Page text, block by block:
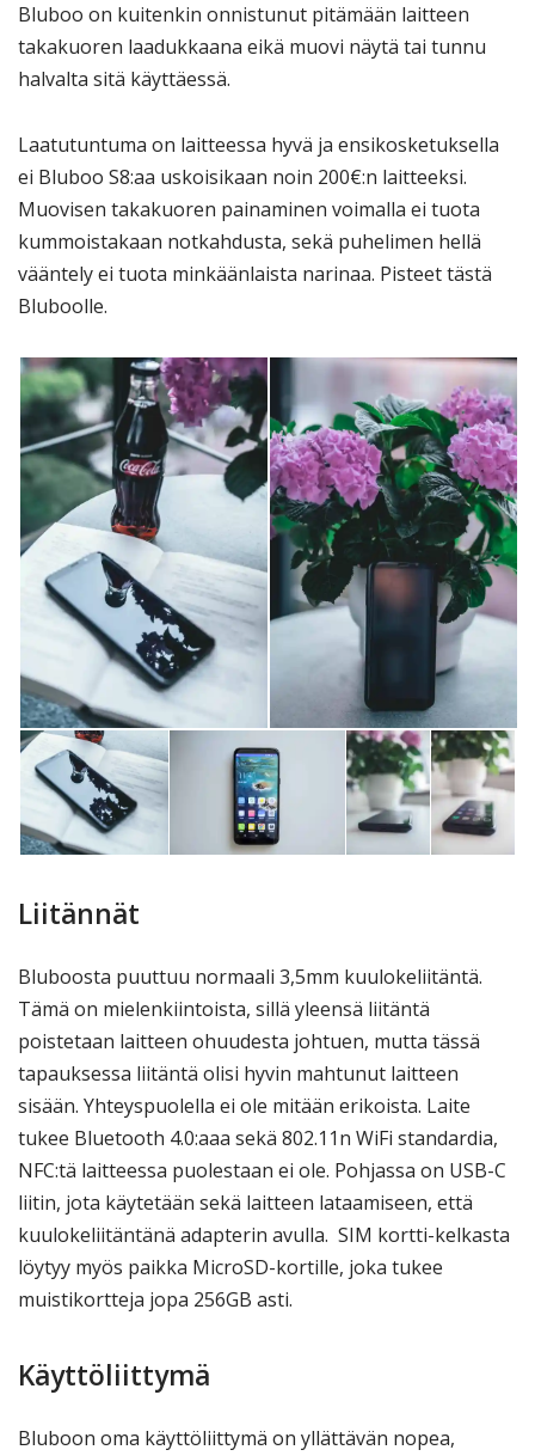
Bluboo on kuitenkin onnistunut pitämään laitteen
takakuoren laadukkaana eikä muovi näytä tai tunnu
halvalta sitä käyttäessä.
Laatutuntuma on laitteessa hyvä ja ensikosketuksella
ei Bluboo S8:aa uskoisikaan noin 200€:n laitteeksi.
Muovisen takakuoren painaminen voimalla ei tuota
kummoistakaan notkahdusta, sekä puhelimen hellä
vääntely ei tuota minkäänlaista narinaa. Pisteet tästä
Bluboolle.
Liitännät
Bluboosta puuttuu normaali 3,5mm kuulokeliitäntä.
Tämä on mielenkiintoista, sillä yleensä liitäntä
poistetaan laitteen ohuudesta johtuen, mutta tässä
tapauksessa liitäntä olisi hyvin mahtunut laitteen
sisään. Yhteyspuolella ei ole mitään erikoista. Laite
tukee Bluetooth 4.0:aaa sekä 802.11n WiFi standardia,
NFC:tä laitteessa puolestaan ei ole. Pohjassa on USB-C
liitin, jota käytetään sekä laitteen lataamiseen, että
kuulokeliitäntänä adapterin avulla. SIM kortti-kelkasta
löytyy myös paikka MicroSD-kortille, joka tukee
muistikortteja jopa 256GB asti.
Käyttöliittymä
Bluboon oma käyttöliittymä on yllättävän nopea,